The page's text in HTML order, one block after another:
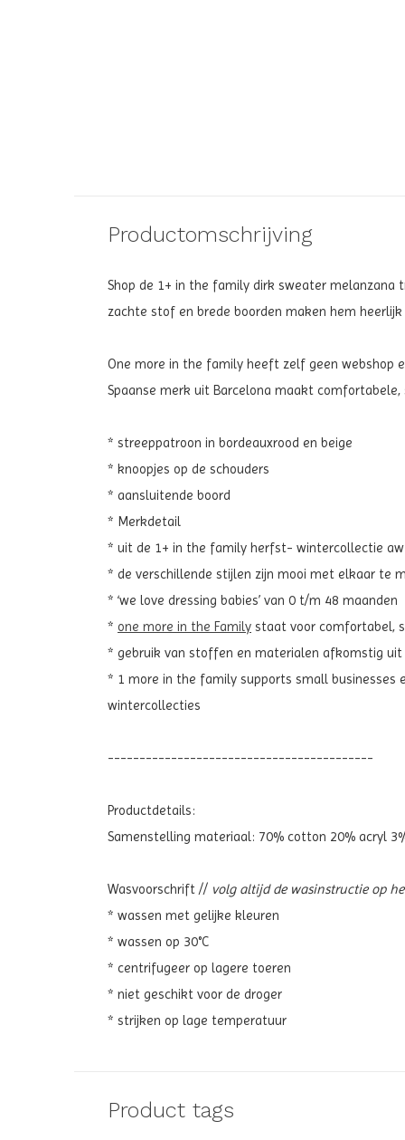
Productomschrijving
Shop de 1+ in the family dirk sweater melanzana
zachte stof en brede boorden maken hem
One more in the family heeft zelf geen webshop
Spaanse merk uit Barcelona maakt
* streeppatroon in bordeauxrood en beige
* knoopjes op de schouders
* aansluitende boord
* Merkdetail
* uit de 1+ in the family herfst- wintercollectie
* de verschillende stijlen zijn mooi met elkaar te
* ‘we love dressing babies’ van 0 t/m 48 maanden
* one more in the Family staat voor comfortabel,
* gebruik van stoffen en materialen afkomstig uit
* 1 more in the family supports small businesses
wintercollecties
------------------------------------------
Productdetails:
Samenstelling materiaal: 70% cotton 20% acryl
Wasvoorschrift // volg altijd de wasinstructie op
* wassen met gelijke kleuren
* wassen op 30°C
* centrifugeer op lagere toeren
* niet geschikt voor de droger
* strijken op lage temperatuur
Product tags